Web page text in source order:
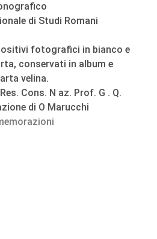
di Studi Romani
fotografici in bianco e
conservati in album e
velina.
Cons. N az. Prof. G . Q.
di O Marucchi